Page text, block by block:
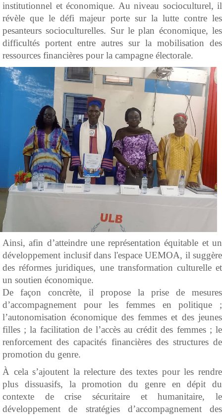
institutionnel et économique. Au niveau socioculturel, il
révèle que le défi majeur porte sur la lutte contre les
pesanteurs socioculturelles. Sur le plan économique, les
difficultés portent entre autres sur la mobilisation des
ressources financières pour la campagne électorale.
Ainsi, afin d’atteindre une représentation équitable et un
développement inclusif dans l'espace UEMOA, il suggère
des réformes juridiques, une transformation culturelle et
un soutien économique.
De façon concrète, il propose la prise de mesures
d’accompagnement pour les femmes en politique ;
l’autonomisation économique des femmes et des jeunes
filles ; la facilitation de l’accès au crédit des femmes ; le
renforcement des capacités financières des structures de
promotion du genre.
À cela s’ajoutent la relecture des textes pour les rendre
plus dissuasifs, la promotion du genre en dépit du
contexte de crise sécuritaire et humanitaire, le
développement de stratégies d’accompagnement des